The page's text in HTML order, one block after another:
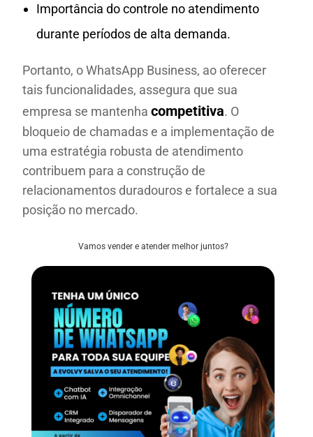
Importância do controle no atendimento
durante períodos de alta demanda.
Portanto, o WhatsApp Business, ao oferecer
tais funcionalidades, assegura que sua
empresa se mantenhacompetitiva. O
bloqueio de chamadas e a implementação de
uma estratégia robusta de atendimento
contribuem para a construção de
relacionamentos duradouros e fortalece a sua
posição no mercado.
Vamos vender e atender melhor juntos?